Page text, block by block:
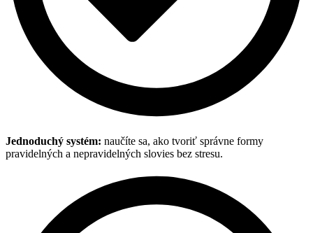
Jednoduchý systém: naučíte sa, ako tvoriť správne formy
pravidelných a nepravidelných slovies bez stresu.